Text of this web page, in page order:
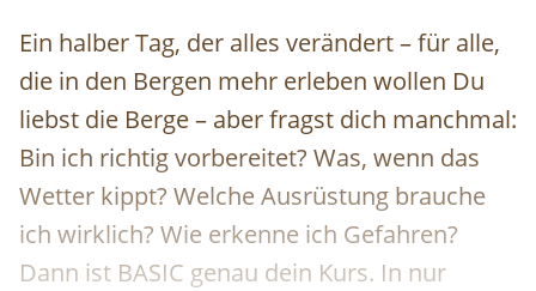
Ein halber Tag, der alles verändert – für alle,
die in den Bergen mehr erleben wollen Du
liebst die Berge – aber fragst dich manchmal:
Bin ich richtig vorbereitet? Was, wenn das
Wetter kippt? Welche Ausrüstung brauche
ich wirklich? Wie erkenne ich Gefahren?
Dann ist BASIC genau dein Kurs. In nur